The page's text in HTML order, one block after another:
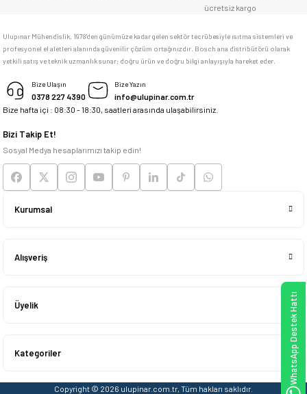
memnun kaldım
Deneyimini Paylaş
ücretsiz kargo
Ulupınar Mühendislik, 1978'den günümüze kadar gelen sektör tecrübesiyle ısıtma sistemleri ve
profesyonel el aletleri alanında güvenilir çözüm ortağınızdır. Bosch ana distribütörü olarak
yetkili satış ve teknik uzmanlık sunar; doğru ürün ve doğru bilgi anlayışıyla hareket eder.
Bize Ulaşın
0378 227 4390
Bize Yazın
info@ulupinar.com.tr
Bize hafta içi : 08:30 - 18:30, saatleri arasında ulaşabilirsiniz.
Bizi Takip Et!
Sosyal Medya hesaplarımızı takip edin!
Kurumsal
Alışveriş
Üyelik
Kategoriler
Copyright © 2026 ulupinar.com.tr, Tüm hakları saklıdır.
WhatsApp Destek Hattı